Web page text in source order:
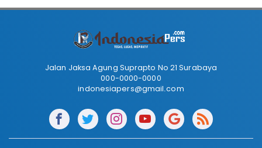
Jalan Jaksa Agung Suprapto No 21 Surabaya
000-0000-0000
indonesiapers@gmail.com